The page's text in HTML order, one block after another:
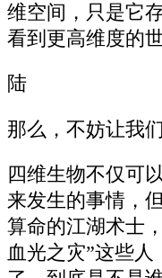
维空间，只是它
看到更高维度的
陆
那么，不妨让我
四维生物不仅可
来发生的事情，
算命的江湖术士
血光之灾”这些